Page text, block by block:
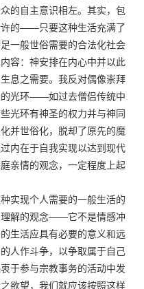
的自主意识相左。其实，包
许的——只要这种生活充满了
一般世俗需要的合法化社会
容：神安排在内心中并以此
息之需要。我反对偶像崇拜
的光环——如过去僧侣传统中
光环有神圣的权力并与神同
并世俗化，脱却了原先的魔
内在于自我实现以达到现代
亲情的观念，一定程度上起
实现个人需要的一般生活的
理解的观念——它不是情感冲
生活应具有必要的意义和远
人作斗争，以争取属于自己
于参与宗教事务的活动中发
欲望，我们就应该按照这样